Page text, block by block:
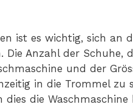
ist es wichtig, sich an
Die Anzahl der
und der
in die Trommel zu
die Waschmaschine